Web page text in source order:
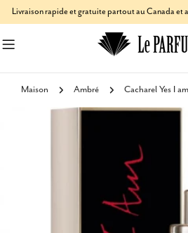
AllerLivraison rapide et gratuite partout au Canada
Maison Ambré Cacharel Yes I